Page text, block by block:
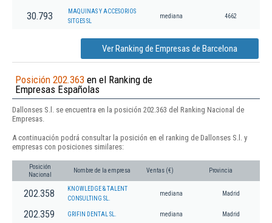
30.793
MAQUINAS Y ACCESORIOS
SITGES SL
mediana 4662
Ver Ranking de Empresas de Barcelona
Posición 202.363 en el Ranking de
Empresas Españolas
Dallonses S.l. se encuentra en la posición 202.363 del Ranking Nacional de
Empresas.
A continuación podrá consultar la posición en el ranking de Dallonses S.l. y
empresas con posiciones similares:
Posición
Nacional
Nombre de la empresa Ventas (€) Provincia
202.358
KNOWLEDGE & TALENT
CONSULTING SL.
mediana Madrid
202.359 GRIFIN DENTAL SL. mediana Madrid